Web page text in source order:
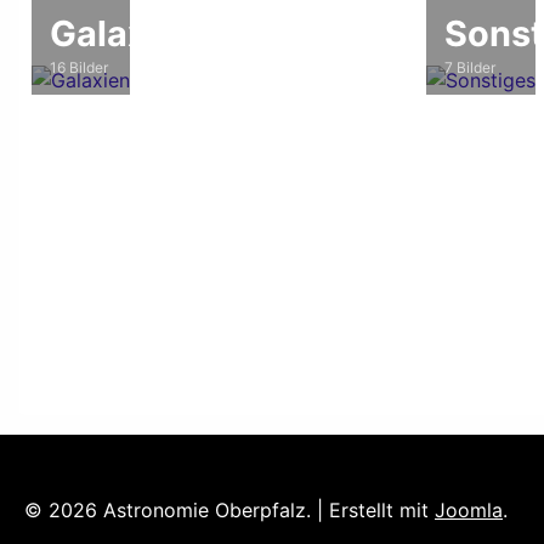
Galaxien
16 Bilder 7 Bilder
© 2026 Astronomie Oberpfalz. | Erstellt mit Joomla.